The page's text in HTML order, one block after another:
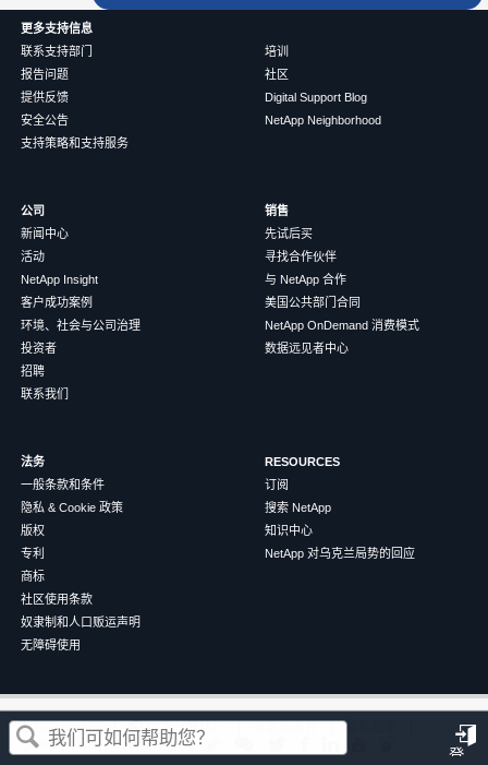
登
这篇文章对您有帮助吗？
更多支持信息
联系支持部门
报告问题
提供反馈
安全公告
支持策略和支持服务
培训
社区
Digital Support Blog
NetApp Neighborhood
公司
新闻中心
活动
NetApp Insight
客户成功案例
环境、社会与公司治理
投资者
招聘
联系我们
销售
先试后买
寻找合作伙伴
与 NetApp 合作
美国公共部门合同
NetApp OnDemand 消费模式
数据远见者中心
法务
一般条款和条件
隐私 & Cookie 政策
版权
专利
商标
社区使用条款
奴隶制和人口贩运声明
无障碍使用
RESOURCES
订阅
搜索 NetApp
知识中心
NetApp 对乌克兰局势的回应
©2026NetApp 中文（简体）
隐私政策
Cookie 政策
Cookie 设置